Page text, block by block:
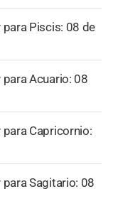
Piscis: 08 de
Acuario: 08
Capricornio:
Sagitario: 08